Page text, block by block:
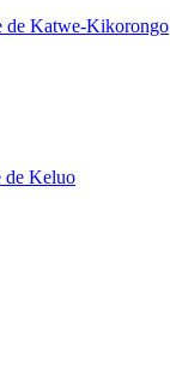
de Katwe-Kikorongo
de Keluo